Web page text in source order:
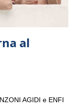
al
AGIDI e ENFI